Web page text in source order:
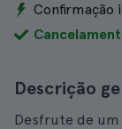
Confirmação
Descrição
Desfrute de um